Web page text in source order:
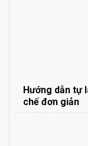
Hướng dẫn tự
chế đơn giản